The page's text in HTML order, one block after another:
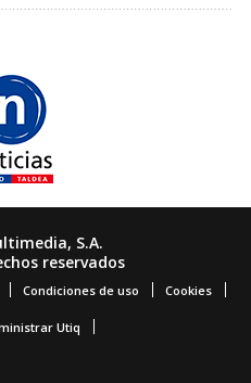
S.A.
reservados
Condiciones de uso Cookies
Utiq